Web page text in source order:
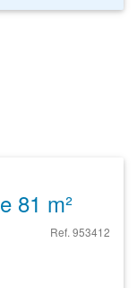
81 m²
Ref. 953412